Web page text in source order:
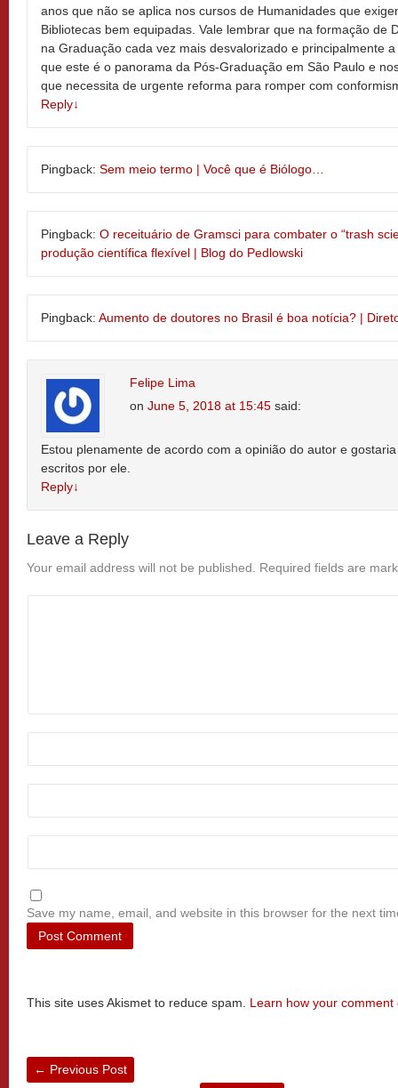
anos que não se aplica nos cursos de Humanidades que
Bibliotecas bem equipadas. Vale lembrar que na formação de
na Graduação cada vez mais desvalorizado e principalmente
que este é o panorama da Pós-Graduação em São Paulo e
que necessita de urgente reforma para romper com
Reply↓
Pingback: Sem meio termo | Você que é Biólogo…
Pingback: O receituário de Gramsci para combater o “trash
produção científica flexível | Blog do Pedlowski
Pingback: Aumento de doutores no Brasil é boa notícia? |
Felipe Lima
on June 5, 2018 at 15:45 said:
Estou plenamente de acordo com a opinião do autor e
escritos por ele.
Reply↓
Leave a Reply
Your email address will not be published. Required fields are
Save my name, email, and website in this browser for the next
This site uses Akismet to reduce spam. Learn how your
← Previous Post